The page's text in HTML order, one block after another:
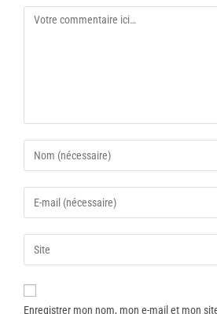
Enregistrer mon nom, mon e-mail et mon